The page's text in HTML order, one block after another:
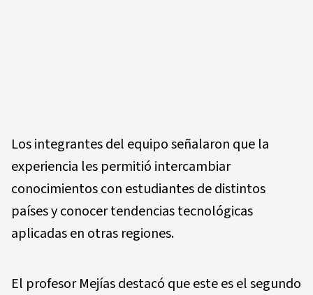
Los integrantes del equipo señalaron que la
experiencia les permitió intercambiar
conocimientos con estudiantes de distintos
países y conocer tendencias tecnológicas
aplicadas en otras regiones.
El profesor Mejías destacó que este es el segundo